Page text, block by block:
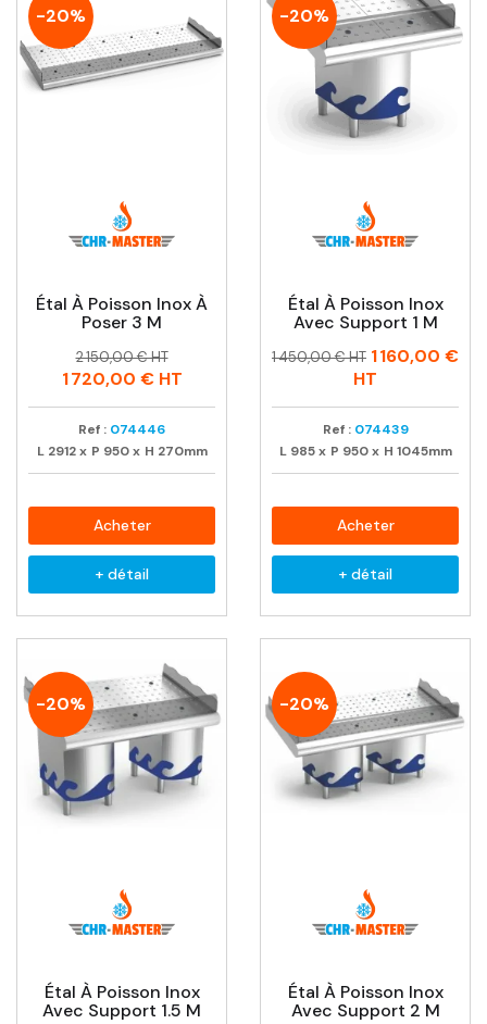
-20%
Étal À Poisson Inox À
Poser 3 M
Prix
Prix
habituel
2 150,00 € HT
1 720,00 €HT
Ref : 074446
L 2912 x P 950 x H 270mm
Acheter
+ détail
-20%
Étal À Poisson Inox
Avec Support 1 M
Prix
Prix
1 450,00 € HT 1 160,00 €
HT
Ref : 074439
L 985 x P 950 x H 1045mm
Acheter
+ détail
-20%
Étal À Poisson Inox
Avec Support 1.5 M
-20%
Étal À Poisson Inox
Avec Support 2 M